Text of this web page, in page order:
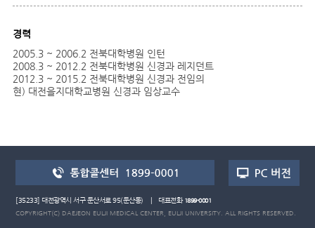
경력
2005.3 ~ 2006.2 전북대학병원 인턴
2008.3 ~ 2012.2 전북대학병원 신경과 레지던트
2012.3 ~ 2015.2 전북대학병원 신경과 전임의
현) 대전을지대학교병원 신경과 임상교수
[35233] 대전광역시 서구 둔산서로 95(둔산동) | 대표전화1899-0001
COPYRIGHT(C) DAEJEON EULJI MEDICAL CENTER, EULJI UNIVERSITY. ALL RIGHTS RESERVED.